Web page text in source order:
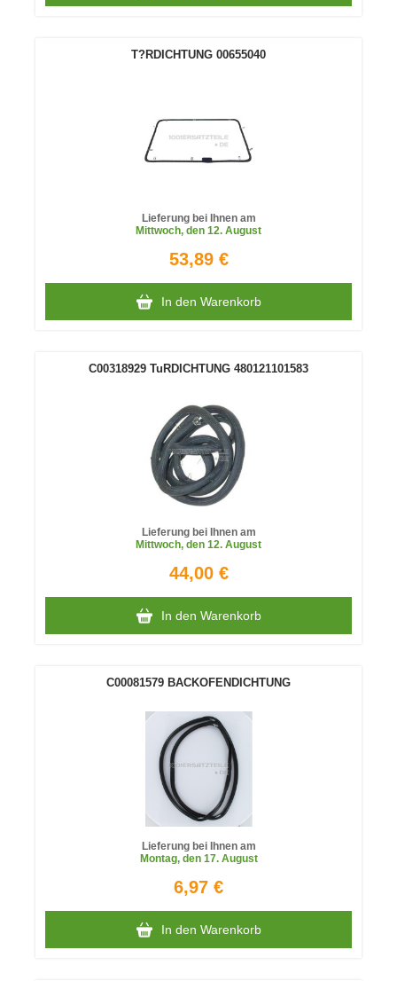
T?RDICHTUNG 00655040
Lieferung bei Ihnen am
Mittwoch, den 12. August
53,89 €
In den Warenkorb
C00318929 TuRDICHTUNG 480121101583
Lieferung bei Ihnen am
Mittwoch, den 12. August
44,00 €
In den Warenkorb
C00081579 BACKOFENDICHTUNG
Lieferung bei Ihnen am
Montag, den 17. August
6,97 €
In den Warenkorb